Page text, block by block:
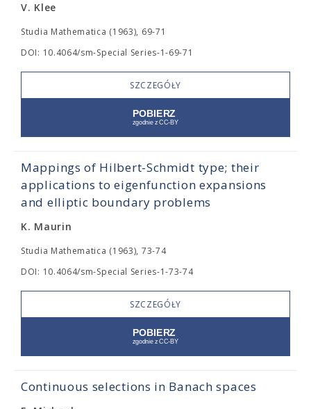
V. Klee
Studia Mathematica (1963), 69-71
DOI: 10.4064/sm-Special Series-1-69-71
SZCZEGÓŁY
Mappings of Hilbert-Schmidt type; their
applications to eigenfunction expansions
and elliptic boundary problems
K. Maurin
Studia Mathematica (1963), 73-74
DOI: 10.4064/sm-Special Series-1-73-74
SZCZEGÓŁY
Continuous selections in Banach spaces